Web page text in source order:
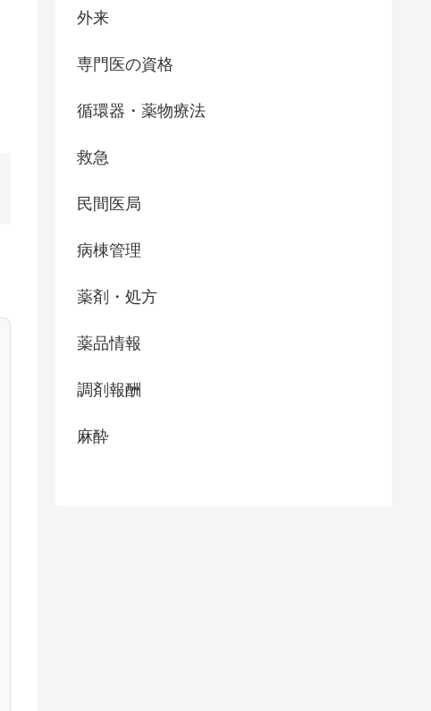
外来
専門医の資格
循環器・薬物療法
救急
民間医局
病棟管理
薬剤・処方
薬品情報
調剤報酬
麻酔